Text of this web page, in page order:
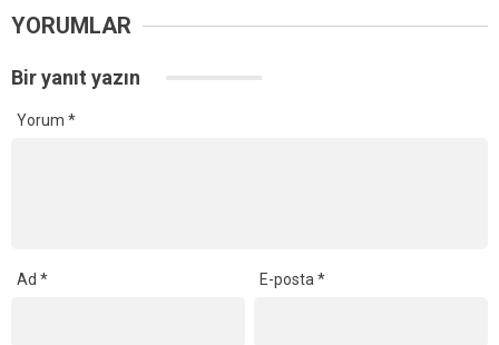
YORUMLAR
Bir yanıt yazın
Yorum *
Ad * E-posta*